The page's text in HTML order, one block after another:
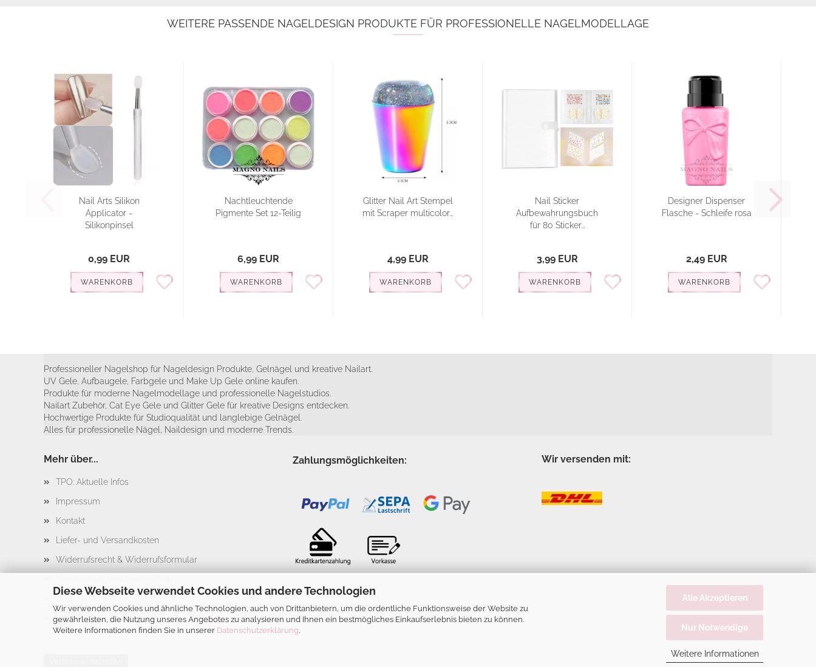
Diese Webseite verwendet Cookies und andere Technologien
Wir verwenden Cookies und ähnliche Technologien, auch von Drittanbietern, um die ordentliche Funktionsweise der Website zu
gewährleisten, die Nutzung unseres Angebotes zu analysieren und Ihnen ein bestmögliches Einkaufserlebnis bieten zu können.
Weitere Informationen finden Sie in unserer Datenschutzerklärung.
Alle Akzeptieren
Nur Notwendige
Weitere Informationen
WEITERE PASSENDE NAGELDESIGN PRODUKTE FÜR PROFESSIONELLE NAGELMODELLAGE
Nail Arts Silikon
Applicator -
Silikonpinsel
0,99 EUR
WARENKORB
Nachtleuchtende
Pigmente Set 12-Teilig
6,99 EUR
WARENKORB
Glitter Nail Art Stempel
mit Scraper multicolor...
4,99 EUR
WARENKORB
Nail Sticker
Aufbewahrungsbuch
für 80 Sticker...
3,99 EUR
WARENKORB
Designer Dispenser
Flasche - Schleife rosa
2,49 EUR
WARENKORB
Professioneller Nagelshop für Nageldesign Produkte, Gelnägel und kreative Nailart.
UV Gele, Aufbaugele, Farbgele und Make Up Gele online kaufen.
Produkte für moderne Nagelmodellage und professionelle Nagelstudios.
Nailart Zubehör, Cat Eye Gele und Glitter Gele für kreative Designs entdecken.
Hochwertige Produkte für Studioqualität und langlebige Gelnägel.
Alles für professionelle Nägel, Naildesign und moderne Trends.
Mehr über...
TPO: Aktuelle Infos
Impressum
Kontakt
Liefer- und Versandkosten
Widerrufsrecht & Widerrufsformular
Cookie Einstellungen
Zahlungsmöglichkeiten: Wir versenden mit: